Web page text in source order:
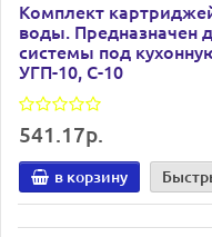
Комплект
воды. Предназначен
системы под
УГП-10, С-10
541.17р.
в корзину